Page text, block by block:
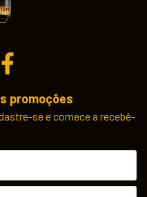
promoções
se e comece a recebê-